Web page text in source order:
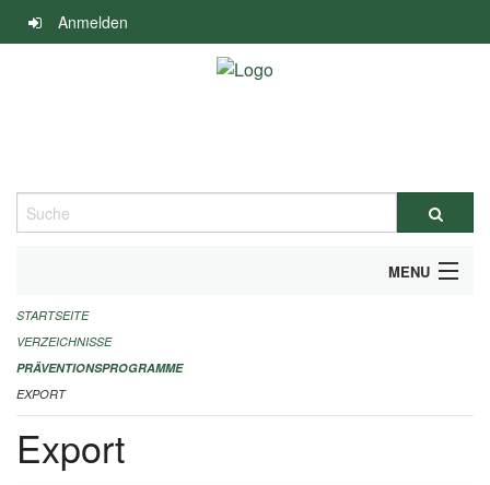
Navigation
überspringen
Anmelden
Suche
MENU
DURCHFÜHRUNG UND FINANZIERUNG
IMPRESSUM
STARTSEITE
VERZEICHNISSE
PRÄVENTIONSPROGRAMME
EXPORT
Export